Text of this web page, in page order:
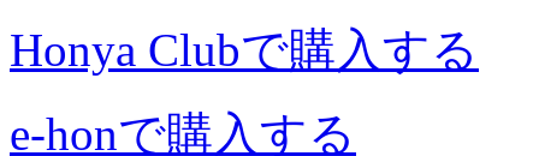
Honya Clubで購入する
e-honで購入する